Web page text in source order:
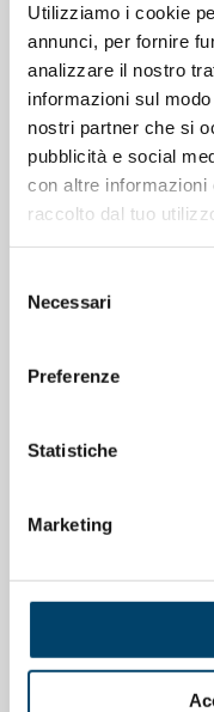
Utilizziamo i cookie
annunci, per fornire
analizzare il nostro
informazioni sul
nostri partner che si
pubblicità e social
con altre informazioni
raccolto dal tuo
delNecessari
Preferenze
Statistiche
Marketing
ONDA ONDANOTIZIE
11 Mag 2026